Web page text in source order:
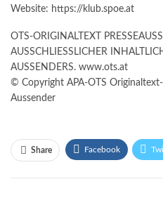
Website: https://klub.spoe.at
OTS-ORIGINALTEXT
AUSSCHLIESSLICHER
AUSSENDERS. www.ots.at
© Copyright APA-OTS
Aussender
Share Facebook